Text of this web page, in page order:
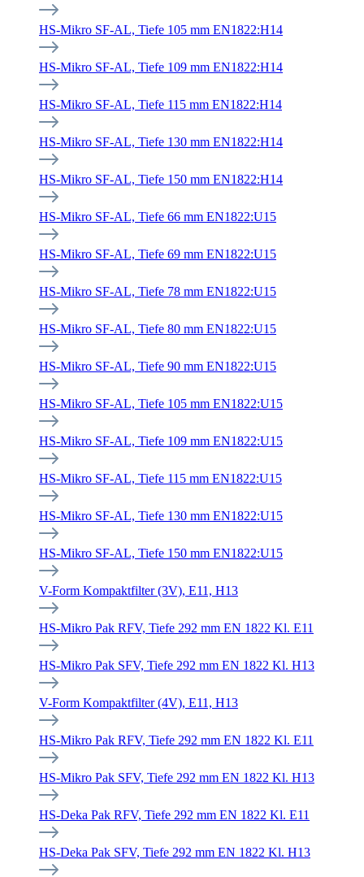
HS-Mikro SF-AL, Tiefe 105 mm EN1822:H14
HS-Mikro SF-AL, Tiefe 109 mm EN1822:H14
HS-Mikro SF-AL, Tiefe 115 mm EN1822:H14
HS-Mikro SF-AL, Tiefe 130 mm EN1822:H14
HS-Mikro SF-AL, Tiefe 150 mm EN1822:H14
HS-Mikro SF-AL, Tiefe 66 mm EN1822:U15
HS-Mikro SF-AL, Tiefe 69 mm EN1822:U15
HS-Mikro SF-AL, Tiefe 78 mm EN1822:U15
HS-Mikro SF-AL, Tiefe 80 mm EN1822:U15
HS-Mikro SF-AL, Tiefe 90 mm EN1822:U15
HS-Mikro SF-AL, Tiefe 105 mm EN1822:U15
HS-Mikro SF-AL, Tiefe 109 mm EN1822:U15
HS-Mikro SF-AL, Tiefe 115 mm EN1822:U15
HS-Mikro SF-AL, Tiefe 130 mm EN1822:U15
HS-Mikro SF-AL, Tiefe 150 mm EN1822:U15
V-Form Kompaktfilter (3V), E11, H13
HS-Mikro Pak RFV, Tiefe 292 mm EN 1822 Kl. E11
HS-Mikro Pak SFV, Tiefe 292 mm EN 1822 Kl. H13
V-Form Kompaktfilter (4V), E11, H13
HS-Mikro Pak RFV, Tiefe 292 mm EN 1822 Kl. E11
HS-Mikro Pak SFV, Tiefe 292 mm EN 1822 Kl. H13
HS-Deka Pak RFV, Tiefe 292 mm EN 1822 Kl. E11
HS-Deka Pak SFV, Tiefe 292 mm EN 1822 Kl. H13